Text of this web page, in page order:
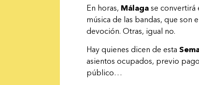
En horas, Málaga se convertirá
música de las bandas, que son
devoción. Otras, igual no.
Hay quienes dicen de esta
asientos ocupados, previo
público…